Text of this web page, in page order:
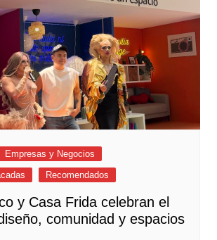
Empresas y Negocios
Recomendados
y Casa Frida celebran el
comunidad y espacios